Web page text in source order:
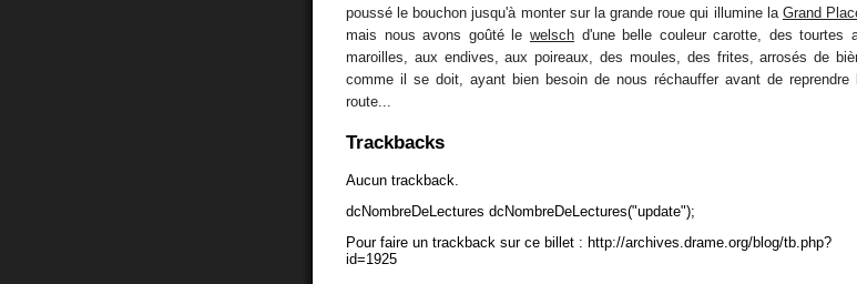
poussé le bouchon jusqu'à monter sur la grande roue qui illumine la Grand
mais nous avons goûté le welschd'une belle couleur carotte, des tourtes
maroilles, aux endives, aux poireaux, des moules, des frites, arrosés de
comme il se doit, ayant bien besoin de nous réchauffer avant de reprendre
route...
Trackbacks
Aucun trackback.
dcNombreDeLectures dcNombreDeLectures("update");
Pour faire un trackback sur ce billet : http://archives.drame.org/blog/tb.php?
id=1925